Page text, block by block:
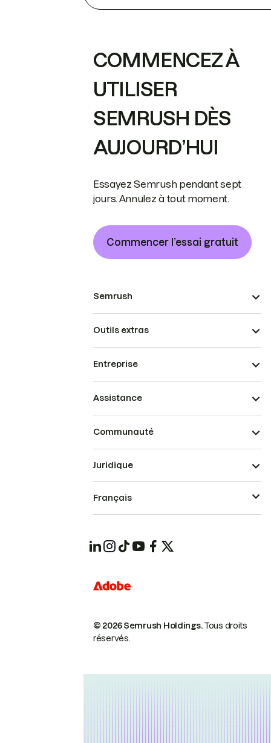
COMMENCEZ À
UTILISER
SEMRUSH DÈS
AUJOURD’HUI
Essayez Semrush pendant sept
jours. Annulez à tout moment.
Commencer l’essai gratuit
Semrush
Outils extras
Entreprise
Assistance
Communauté
© 2026 Semrush Holdings.Tous droits
réservés.
Juridique
Français